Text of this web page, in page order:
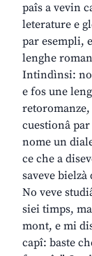
paîs a vevin
leterature e
par esempli,
lenghe
Intindìnsi: no
e fos une
retoromanze,
cuestionâ
nome un
ce che a
saveve bielzà
No veve
siei timps,
mont, e mi
capî: baste